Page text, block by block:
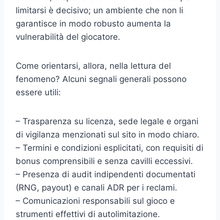
limitarsi è decisivo; un ambiente che non li
garantisce in modo robusto aumenta la
vulnerabilità del giocatore.
Come orientarsi, allora, nella lettura del
fenomeno? Alcuni segnali generali possono
essere utili:
– Trasparenza su licenza, sede legale e organi
di vigilanza menzionati sul sito in modo chiaro.
– Termini e condizioni esplicitati, con requisiti di
bonus comprensibili e senza cavilli eccessivi.
– Presenza di audit indipendenti documentati
(RNG, payout) e canali ADR per i reclami.
– Comunicazioni responsabili sul gioco e
strumenti effettivi di autolimitazione.